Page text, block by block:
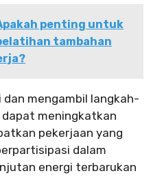
penting untuk
tambahan
mengambil langkah-
meningkatkan
pekerjaan yang
dalam
energi terbarukan